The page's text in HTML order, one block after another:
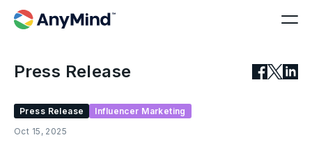
Press Release
Press Release
Influencer Marketing
Oct 15, 2025